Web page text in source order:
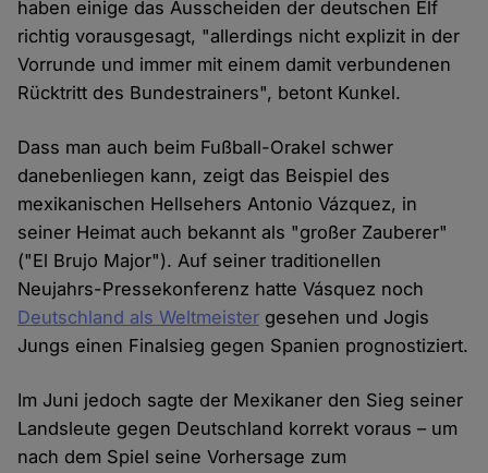
haben einige das Ausscheiden der deutschen Elf
richtig vorausgesagt, "allerdings nicht explizit in der
Vorrunde und immer mit einem damit verbundenen
Rücktritt des Bundestrainers", betont Kunkel.
Dass man auch beim Fußball-Orakel schwer
danebenliegen kann, zeigt das Beispiel des
mexikanischen Hellsehers Antonio Vázquez, in
seiner Heimat auch bekannt als "großer Zauberer"
("El Brujo Major"). Auf seiner traditionellen
Neujahrs-Pressekonferenz hatte Vásquez noch
Deutschland als Weltmeister gesehen und Jogis
Jungs einen Finalsieg gegen Spanien prognostiziert.
Im Juni jedoch sagte der Mexikaner den Sieg seiner
Landsleute gegen Deutschland korrekt voraus – um
nach dem Spiel seine Vorhersage zum